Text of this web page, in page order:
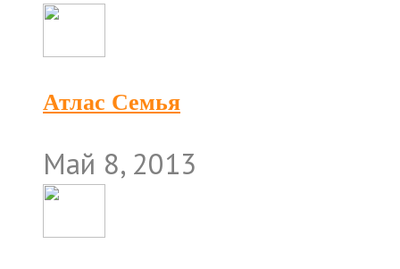
Атлас Семья
Май 8, 2013